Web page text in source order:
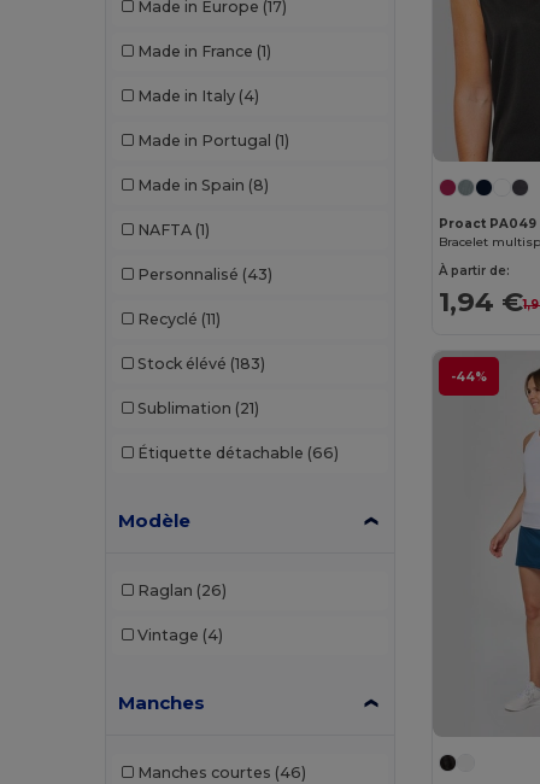
SF Men
Starworld
Made in Europe (17)
Made in France (1)
Made in Italy (4)
Made in Portugal (1)
Made in Spain (8)
NAFTA (1)
Personnalisé (43)
Recyclé (11)
Stock élévé (183)
Sublimation (21)
Étiquette détachable (66)
Modèle
Raglan (26)
Vintage (4)
Manches
Manches courtes (46)
Proact PA049
Bracelet
À partir de:
1,94 €
-44%